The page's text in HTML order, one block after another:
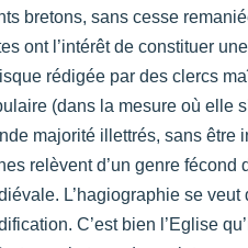
bretons, sans cesse
ont l’intérêt de constituer
rédigée par des clercs
(dans la mesure où elle
majorité illettrés, sans être
relèvent d’un genre fécond
L’hagiographie se
C’est bien l’Eglise